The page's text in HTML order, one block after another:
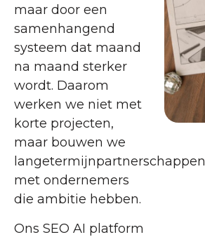
maar door een
samenhangend
systeem dat maand
na maand sterker
wordt. Daarom
werken we niet met
korte projecten,
maar bouwen we
langetermijnpartnerschappen
met ondernemers
die ambitie hebben.
Ons SEO AI platform